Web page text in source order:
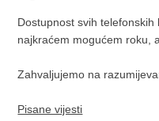
Dostupnost svih
najkraćem mogućem roku,
Zahvaljujemo na
Pisane vijesti